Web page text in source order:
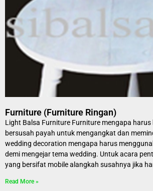
Furniture (Furniture Ringan)
Light Balsa Furniture Furniture mengapa
bersusah payah untuk mengangkat dan
wedding decoration mengapa harus
demi mengejar tema wedding. Untuk acara
yang bersifat mobile alangkah susahnya jika
Read More »